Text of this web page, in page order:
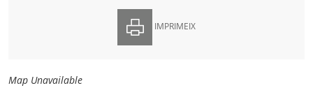
IMPRIMEIX
Map Unavailable